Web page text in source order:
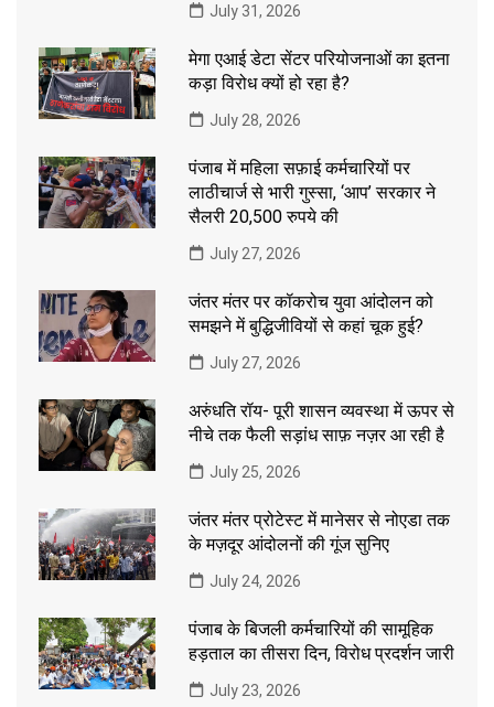
July 31, 2026
मेगा एआई डेटा सेंटर परियोजनाओं का इतना
कड़ा विरोध क्यों हो रहा है?
July 28, 2026
पंजाब में महिला सफ़ाई कर्मचारियों पर
लाठीचार्ज से भारी गुस्सा, ‘आप’ सरकार ने
सैलरी 20,500 रुपये की
July 27, 2026
जंतर मंतर पर कॉकरोच युवा आंदोलन को
समझने में बुद्धिजीवियों से कहां चूक हुई?
July 27, 2026
अरुंधति रॉय- पूरी शासन व्यवस्था में ऊपर से
नीचे तक फैली सड़ांध साफ़ नज़र आ रही है
July 25, 2026
जंतर मंतर प्रोटेस्ट में मानेसर से नोएडा तक
के मज़दूर आंदोलनों की गूंज सुनिए
July 24, 2026
पंजाब के बिजली कर्मचारियों की सामूहिक
हड़ताल का तीसरा दिन, विरोध प्रदर्शन जारी
July 23, 2026